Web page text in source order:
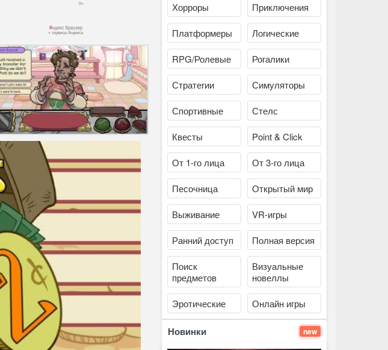
Хорроры Приключения
Платформеры Логические
RPG/Ролевые Рогалики
Стратегии Симуляторы
Спортивные Стелс
Квесты Point & Click
От 1-го лица От 3-го лица
Песочница Открытый мир
Выживание VR-игры
Ранний доступ Полная версия
Поиск
предметов
Визуальные
новеллы
Эротические Онлайн игры
Новинки new